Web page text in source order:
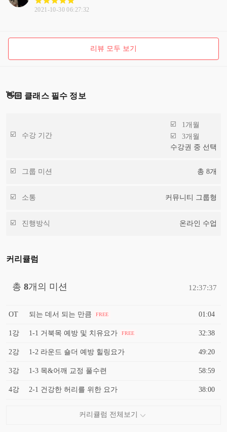
2021-10-30 06:27:32
리뷰 모두 보기
👋🏻 클래스 필수 정보
수강 기간
1개월
3개월
수강권 중 선택
그룹 미션 총 8개
소통 커뮤니티 그룹형
진행방식 온라인 수업
커리큘럼
총 8개의 미션 12:37:37
OT 되는 데서 되는 만큼 FREE 01:04
1강 1-1 거북목 예방 및 치유요가 FREE 32:38
2강 1-2 라운드 숄더 예방 힐링요가 49:20
3강 1-3 목&어깨 교정 풀수련 58:59
4강 2-1 건강한 허리를 위한 요가 38:00